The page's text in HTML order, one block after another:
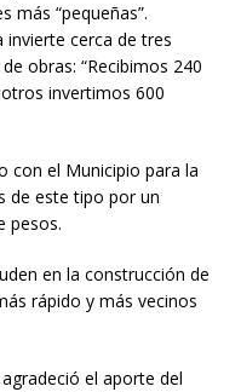
más “pequeñas”.
invierte cerca de tres
obras: “Recibimos 240
invertimos 600
con el Municipio para la
de este tipo por un
pesos.
en la construcción de
rápido y más vecinos
el aporte del